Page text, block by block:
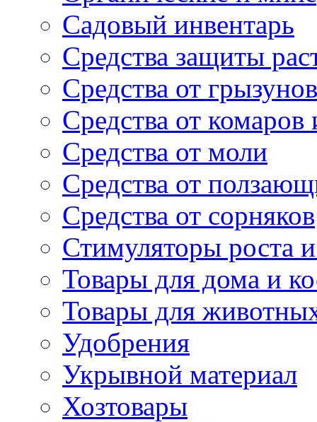
Садовый инвентарь
Средства защиты
Средства от грызунов
Средства от
Средства от моли
Средства от
Средства от сорняков
Стимуляторы роста и
Товары для дома и
Товары для
Удобрения
Укрывной материал
Хозтовары